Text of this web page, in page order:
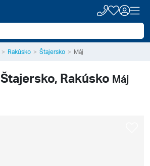
Rakúsko Štajersko Máj
Štajersko, Rakúsko Máj